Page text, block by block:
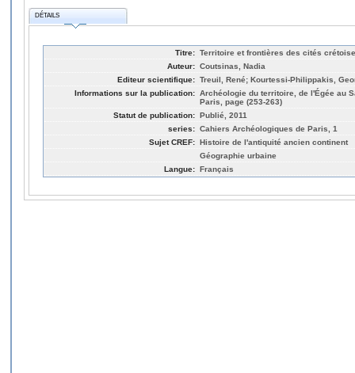
DÉTAILS
Titre: Territoire et frontières des cités
Auteur: Coutsinas, Nadia
Editeur scientifique: Treuil, René; Kourtessi-Philippakis,
Informations sur la publication: Archéologie du territoire, de l'Égée au
Paris, page (253-263)
Statut de publication: Publié, 2011
series: Cahiers Archéologiques de Paris, 1
Sujet CREF: Histoire de l'antiquité ancien continent
Géographie urbaine
Langue: Français